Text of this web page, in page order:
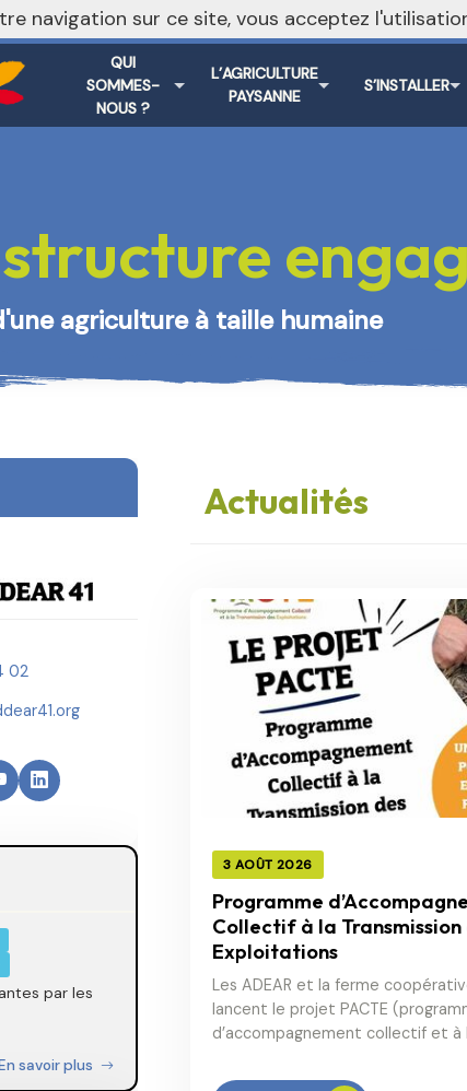
QUI
SOMMES-
NOUS ?
L’AGRICULTURE
PAYSANNE
S’INSTALLER
agriculture à taille humaine
02
par les
savoir plus
Actualités
3 AOÛT 2026
Programme
Collectif à la Transmission
Exploitations
Les ADEAR et la ferme
lancent le projet PACTE
d’accompagnement collectif et à
navigation sur ce site, vous acceptez